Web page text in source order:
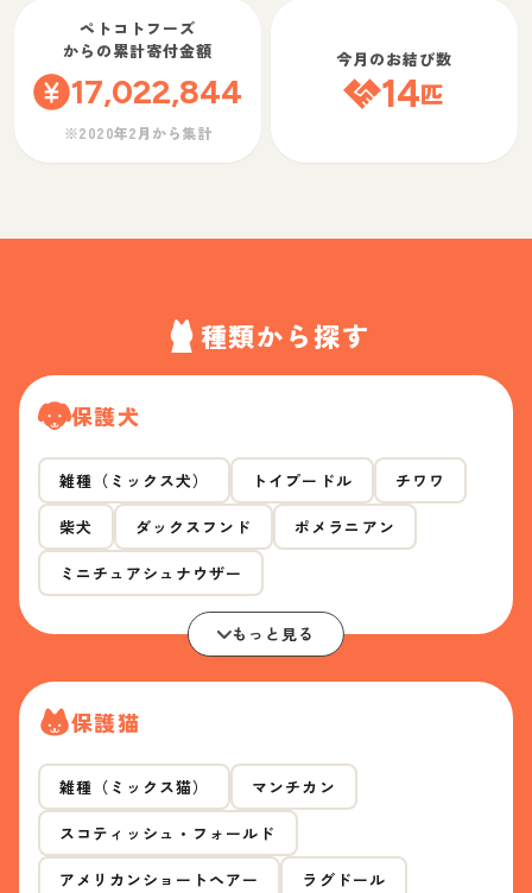
ペトコトフーズ
からの累計寄付金額
17,022,844
※2020年2月から集計
今月のお結び数
14匹
種類から探す
保護犬
雑種（ミックス犬） トイプードル チワワ
柴犬 ダックスフンド ポメラニアン
ミニチュアシュナウザー
もっと見る
保護猫
雑種（ミックス猫） マンチカン
スコティッシュ・フォールド
アメリカンショートヘアー ラグドール